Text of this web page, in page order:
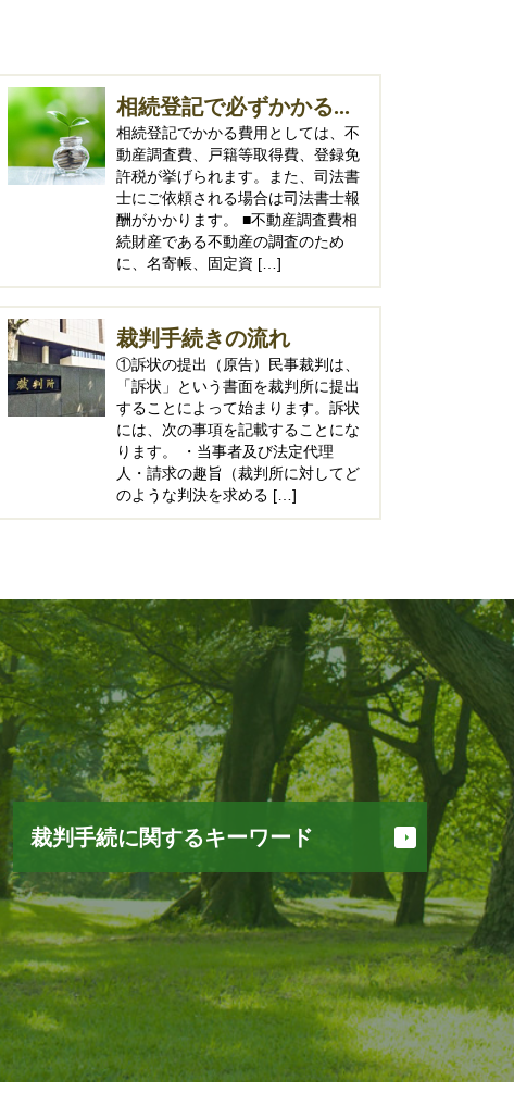
相続登記で必ずかかる...
相続登記でかかる費用としては、不
動産調査費、戸籍等取得費、登録免
許税が挙げられます。また、司法書
士にご依頼される場合は司法書士報
酬がかかります。 ■不動産調査費相
続財産である不動産の調査のため
に、名寄帳、固定資 […]
裁判手続きの流れ
①訴状の提出（原告）民事裁判は、
「訴状」という書面を裁判所に提出
することによって始まります。訴状
には、次の事項を記載することにな
ります。 ・当事者及び法定代理
人・請求の趣旨（裁判所に対してど
のような判決を求める […]
裁判手続に関するキーワード
お金 返してくれない
債権 時効
不在者財産管理人 予納金
債権 譲渡
支払督促
債権回収 方法
家賃 返済請求
家賃 滞納